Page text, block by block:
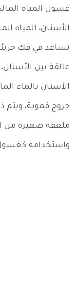
غسول المياه
الأسنان، المياه
تساعد في فك
عالقة بين
الأسنان بالماء
جروح فموية،
ملعقة صغيرة من
واستخدامه